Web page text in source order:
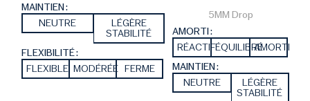
MAINTIEN :
NEUTRE
LÉGÈRE
STABILITÉ
FLEXIBILITÉ :
FLEXIBLE MODÉRÉE FERME
5MM Drop
AMORTI :
RÉACTIFÉQUILIBRÉAMORTI
MAINTIEN :
NEUTRE
LÉGÈRE
STABILITÉ